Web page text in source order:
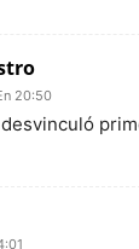
20:50